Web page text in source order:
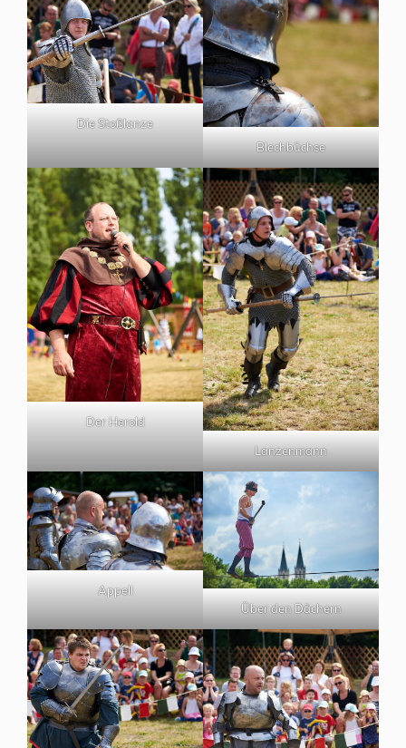
Die Stoßlanze
Blechbüchse
Der Herold
Lanzenmann
Appell
Über den Dächern